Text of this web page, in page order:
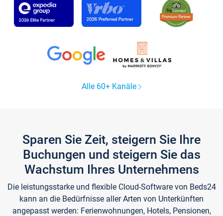
Alle 60+ Kanäle
Sparen Sie Zeit, steigern Sie Ihre
Buchungen und steigern Sie das
Wachstum Ihres Unternehmens
Die leistungsstarke und flexible Cloud-Software von Beds24
kann an die Bedürfnisse aller Arten von Unterkünften
angepasst werden: Ferienwohnungen, Hotels, Pensionen,